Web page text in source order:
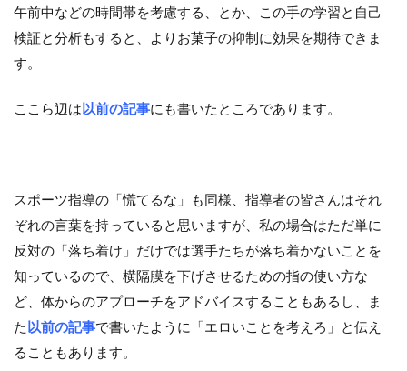
午前中などの時間帯を考慮する、とか、この手の学習と自己
検証と分析もすると、よりお菓子の抑制に効果を期待できま
す。
ここら辺は以前の記事にも書いたところであります。
スポーツ指導の「慌てるな」も同様、指導者の皆さんはそれ
ぞれの言葉を持っていると思いますが、私の場合はただ単に
反対の「落ち着け」だけでは選手たちが落ち着かないことを
知っているので、横隔膜を下げさせるための指の使い方な
ど、体からのアプローチをアドバイスすることもあるし、ま
た以前の記事で書いたように「エロいことを考えろ」と伝え
ることもあります。